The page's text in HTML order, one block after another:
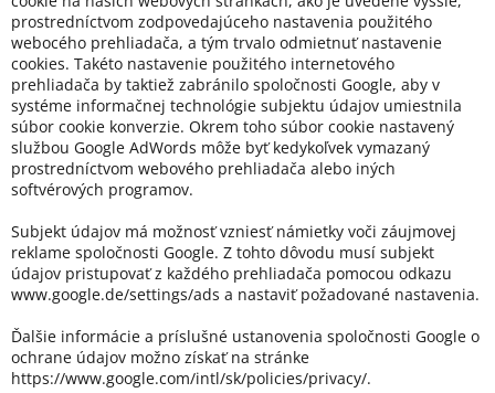
prostredníctvom zodpovedajúceho nastavenia použitého
webocého prehliadača, a tým trvalo odmietnuť nastavenie
cookies. Takéto nastavenie použitého internetového
prehliadača by taktiež zabránilo spoločnosti Google, aby v
systéme informačnej technológie subjektu údajov umiestnila
súbor cookie konverzie. Okrem toho súbor cookie nastavený
službou Google AdWords môže byť kedykoľvek vymazaný
prostredníctvom webového prehliadača alebo iných
softvérových programov.
Subjekt údajov má možnosť vzniesť námietky voči záujmovej
reklame spoločnosti Google. Z tohto dôvodu musí subjekt
údajov pristupovať z každého prehliadača pomocou odkazu
www.google.de/settings/ads a nastaviť požadované nastavenia.
Ďalšie informácie a príslušné ustanovenia spoločnosti Google o
ochrane údajov možno získať na stránke
https://www.google.com/intl/sk/policies/privacy/.